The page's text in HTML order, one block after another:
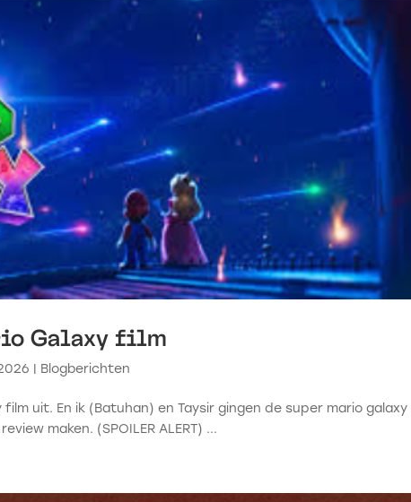
Galaxy film
| Blogberichten
film uit. En ik (Batuhan) en Taysir gingen de super mario
maken. (SPOILER ALERT) ...